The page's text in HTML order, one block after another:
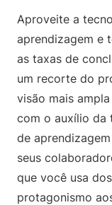
Aproveite a
aprendizagem e
as taxas de
um recorte do
visão mais
com o auxílio da
de
seus
que você usa
protagonismo